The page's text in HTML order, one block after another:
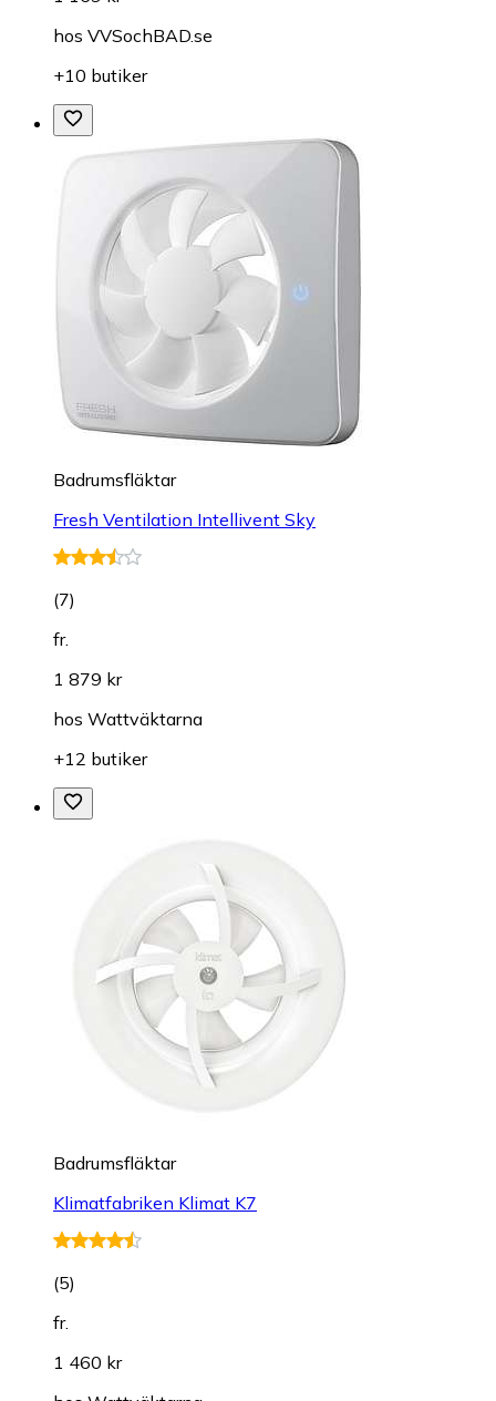
hos VVSochBAD.se
+10 butiker
Badrumsfläktar
Fresh Ventilation Intellivent Sky
(7)
fr.
1 879 kr
hos Wattväktarna
+12 butiker
Badrumsfläktar
Klimatfabriken Klimat K7
(5)
fr.
1 460 kr